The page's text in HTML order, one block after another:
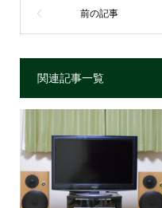
関連記事一覧